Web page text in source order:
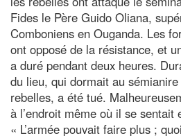
Fides le Père Guido Oliana,
Comboniens en Ouganda. Les
ont opposé de la résistance, et
a duré pendant deux heures.
du lieu, qui dormait au
rebelles, a été tué.
à l’endroit même où il se
« L’armée pouvait faire plus ;